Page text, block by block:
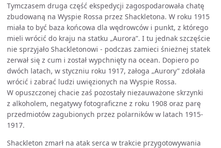
Tymczasem druga część ekspedycji zagospodarowała chatę
zbudowaną na Wyspie Rossa przez Shackletona. W roku 1915
miała to być baza końcowa dla wędrowców i punkt, z którego
mieli wrócić do kraju na statku „Aurora”. I tu jednak szczęście
nie sprzyjało Shackletonowi - podczas zamieci śnieżnej statek
zerwał się z cum i został wypchnięty na ocean. Dopiero po
dwóch latach, w styczniu roku 1917, załoga „Aurory” zdołała
wrócić i zabrać ludzi uwięzionych na Wyspie Rossa.
W opuszczonej chacie zaś pozostały niezauważone skrzynki
z alkoholem, negatywy fotograficzne z roku 1908 oraz parę
przedmiotów zagubionych przez polarników w latach 1915-
1917.
Shackleton zmarł na atak serca w trakcie przygotowywania